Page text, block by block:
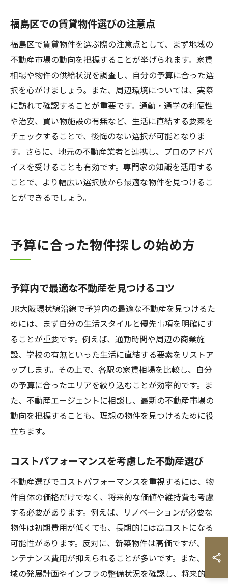
福島区での賃貸物件選びの注意点
福島区で賃貸物件を選ぶ際の注意点として、まず地域の
不動産市場の動向を把握することが挙げられます。家賃
相場や物件の供給状況を調査し、自分の予算に合った選
択を心がけましょう。また、周辺環境については、実際
に訪れて確認することが重要です。通勤・通学の利便性
や治安、買い物施設の有無など、生活に直結する要素を
チェックすることで、後悔のない選択が可能となりま
す。さらに、地元の不動産業者と連携し、プロのアドバ
イスを受けることも有効です。専門家の知識を活用する
ことで、より幅広い選択肢から最適な物件を見つけるこ
とができるでしょう。
予算に合った物件探しの始め方
予算内で最適な不動産を見つけるコツ
JR大阪環状線沿線で予算内の最適な不動産を見つけるた
めには、まず自分の生活スタイルと優先事項を明確にす
ることが重要です。例えば、通勤時間や周辺の商業施
設、学校の有無といった生活に直結する要素をリストア
ップします。その上で、各駅の家賃相場を比較し、自分
の予算に合ったエリアを絞り込むことが効率的です。ま
た、不動産エージェントに相談し、最新の不動産市場の
動向を把握することも、理想の物件を見つけるために役
立ちます。
コストパフォーマンスを考慮した不動産選び
不動産選びでコストパフォーマンスを重視するには、物
件自体の価格だけでなく、将来的な価値や維持費も考慮
する必要があります。例えば、リノベーションが必要な
物件は初期費用が低くても、長期的には高コストになる
可能性があります。反対に、新築物件は高価ですが、メ
ンテナンス費用が抑えられることが多いです。また、地
域の発展計画やインフラの整備状況を確認し、将来的な